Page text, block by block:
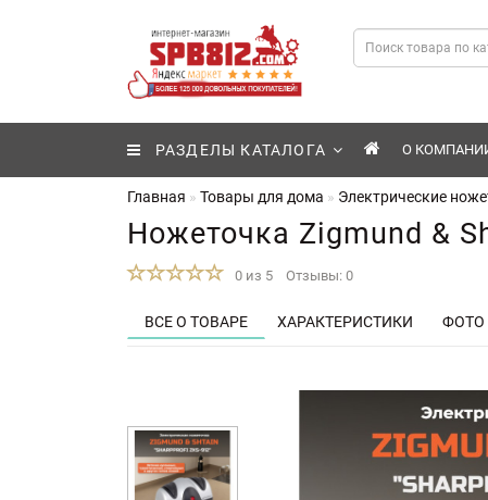
РАЗДЕЛЫ КАТАЛОГА О
Главная Товары для дома Электрические
Ножеточка Zigmund &
0 из 5 Отзывы: 0
ВСЕ О ТОВАРЕ ХАРАКТЕРИСТИКИ ФОТО